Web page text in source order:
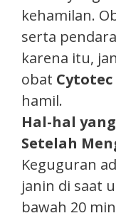
kehamilan.
serta
karena itu,
obat Cytotec
hamil.
Hal-hal
Setelah
Keguguran
janin di saat
bawah 20